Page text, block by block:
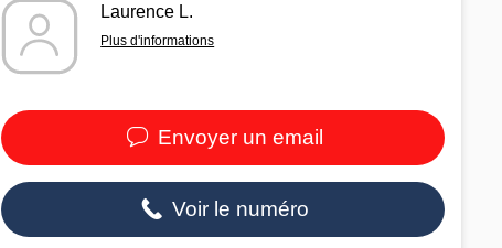
Laurence L.
Plus d'informations
Envoyer un email
Voir le numéro